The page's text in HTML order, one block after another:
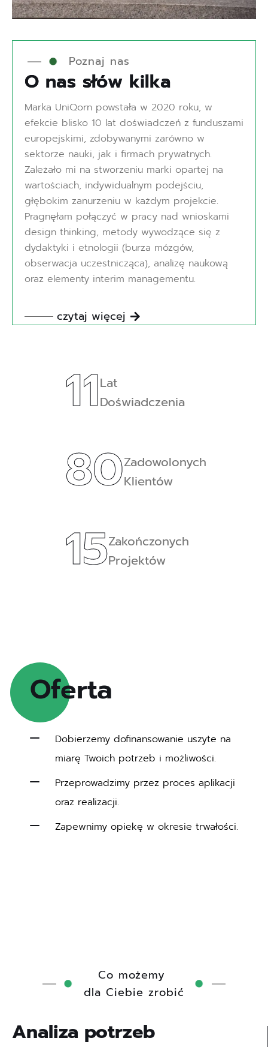
Poznaj nas
O nas słów kilka
Marka UniQorn powstała w 2020 roku, w
efekcie blisko 10 lat doświadczeń z funduszami
europejskimi, zdobywanymi zarówno w
sektorze nauki, jak i firmach prywatnych.
Zależało mi na stworzeniu marki opartej na
wartościach, indywidualnym podejściu,
głębokim zanurzeniu w każdym projekcie.
Pragnęłam połączyć w pracy nad wnioskami
design thinking, metody wywodzące się z
dydaktyki i etnologii (burza mózgów,
obserwacja uczestnicząca), analizę naukową
oraz elementy interim managementu.
czytaj więcej
11Lat
Doświadczenia
80Zadowolonych
Klientów
15Zakończonych
Projektów
Oferta
Dobierzemy dofinansowanie uszyte na
miarę Twoich potrzeb i możliwości.
Przeprowadzimy przez proces aplikacji
oraz realizacji.
Zapewnimy opiekę w okresie trwałości.
Co możemy
dla Ciebie zrobić
Analiza potrzeb